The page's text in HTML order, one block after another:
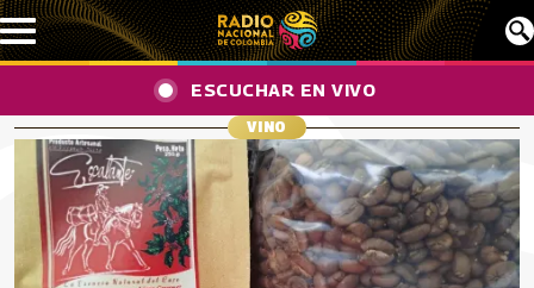
Pasar al contenido principal
ESCUCHAR EN VIVO
VINO